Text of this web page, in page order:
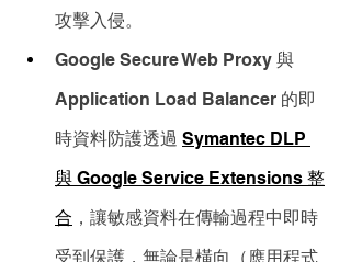
攻擊入侵。
Google Secure Web Proxy 與
Application Load Balancer 的即
時資料防護透過 Symantec DLP
與 Google Service Extensions 整
合 ，讓敏感資料在傳輸過程中即時
受到保護，無論是橫向（應用程式